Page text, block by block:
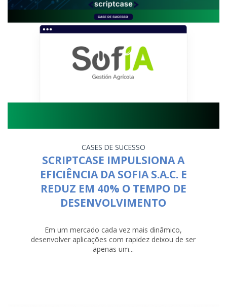
CASES DE SUCESSO
SCRIPTCASE IMPULSIONA A
EFICIÊNCIA DA SOFIA S.A.C. E
REDUZ EM 40% O TEMPO DE
DESENVOLVIMENTO
Em um mercado cada vez mais dinâmico,
desenvolver aplicações com rapidez deixou de ser
apenas um...